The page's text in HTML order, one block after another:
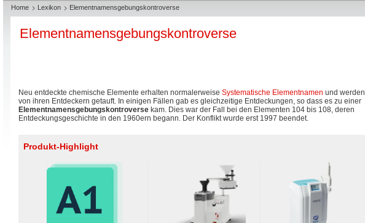
Home Lexikon Elementnamensgebungskontroverse
Elementnamensgebungskontroverse
Neu entdeckte chemische Elemente erhalten normalerweise Systematische Elementnamen und werden
von ihren Entdeckern getauft. In einigen Fällen gab es gleichzeitige Entdeckungen, so dass es zu einer
Elementnamensgebungskontroverse kam. Dies war der Fall bei den Elementen 104 bis 108, deren
Entdeckungsgeschichte in den 1960ern begann. Der Konflikt wurde erst 1997 beendet.
Produkt-Highlight